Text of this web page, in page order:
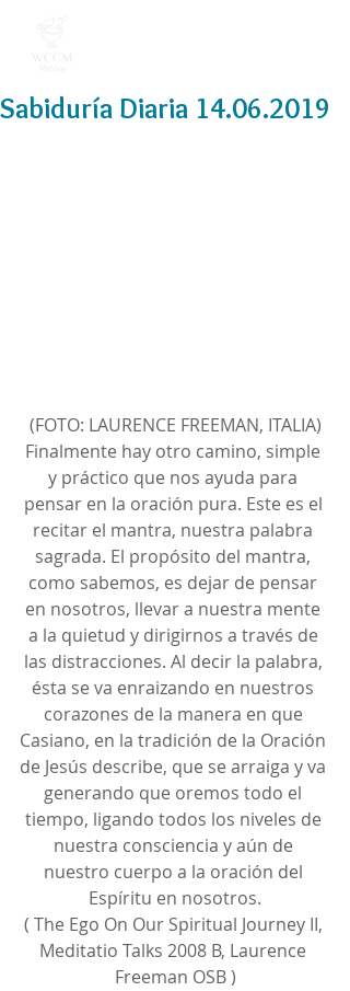
Sabiduría Diaria 14.06.2019
(FOTO: LAURENCE FREEMAN, ITALIA)
Finalmente hay otro camino, simple
y práctico que nos ayuda para
pensar en la oración pura. Este es el
recitar el mantra, nuestra palabra
sagrada. El propósito del mantra,
como sabemos, es dejar de pensar
en nosotros, llevar a nuestra mente
a la quietud y dirigirnos a través de
las distracciones. Al decir la palabra,
ésta se va enraizando en nuestros
corazones de la manera en que
Casiano, en la tradición de la Oración
de Jesús describe, que se arraiga y va
generando que oremos todo el
tiempo, ligando todos los niveles de
nuestra consciencia y aún de
nuestro cuerpo a la oración del
Espíritu en nosotros.
( The Ego On Our Spiritual Journey II,
Meditatio Talks 2008 B, Laurence
Freeman OSB )